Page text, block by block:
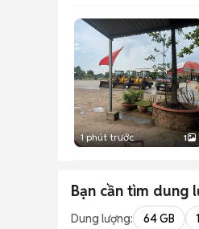
1 phút trước 1
Bạn cần tìm dung
Dung lượng: 64 GB